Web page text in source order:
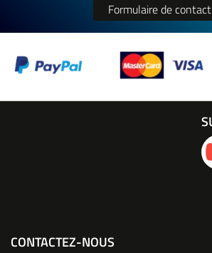
Formulaire de contact
CONTACTEZ-NOUS